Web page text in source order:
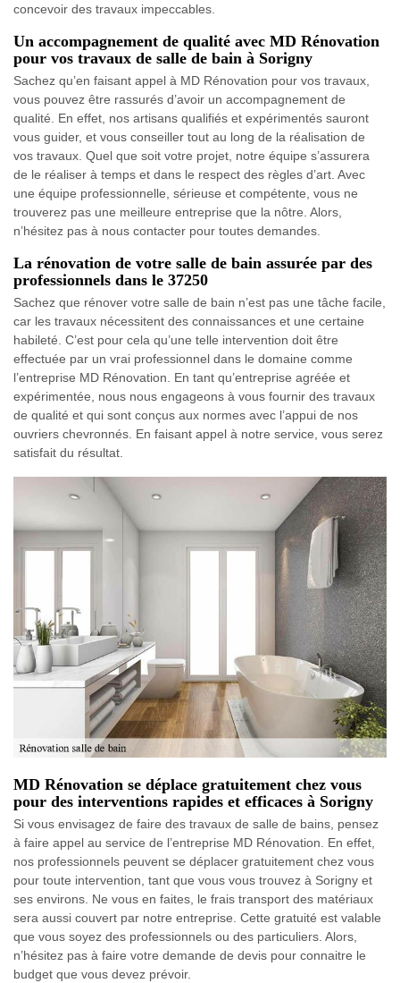
concevoir des travaux impeccables.
Un accompagnement de qualité avec MD Rénovation
pour vos travaux de salle de bain à Sorigny
Sachez qu’en faisant appel à MD Rénovation pour vos travaux,
vous pouvez être rassurés d’avoir un accompagnement de
qualité. En effet, nos artisans qualifiés et expérimentés sauront
vous guider, et vous conseiller tout au long de la réalisation de
vos travaux. Quel que soit votre projet, notre équipe s’assurera
de le réaliser à temps et dans le respect des règles d’art. Avec
une équipe professionnelle, sérieuse et compétente, vous ne
trouverez pas une meilleure entreprise que la nôtre. Alors,
n’hésitez pas à nous contacter pour toutes demandes.
La rénovation de votre salle de bain assurée par des
professionnels dans le 37250
Sachez que rénover votre salle de bain n’est pas une tâche facile,
car les travaux nécessitent des connaissances et une certaine
habileté. C’est pour cela qu’une telle intervention doit être
effectuée par un vrai professionnel dans le domaine comme
l’entreprise MD Rénovation. En tant qu’entreprise agréée et
expérimentée, nous nous engageons à vous fournir des travaux
de qualité et qui sont conçus aux normes avec l’appui de nos
ouvriers chevronnés. En faisant appel à notre service, vous serez
satisfait du résultat.
MD Rénovation se déplace gratuitement chez vous
pour des interventions rapides et efficaces à Sorigny
Si vous envisagez de faire des travaux de salle de bains, pensez
à faire appel au service de l’entreprise MD Rénovation. En effet,
nos professionnels peuvent se déplacer gratuitement chez vous
pour toute intervention, tant que vous vous trouvez à Sorigny et
ses environs. Ne vous en faites, le frais transport des matériaux
sera aussi couvert par notre entreprise. Cette gratuité est valable
que vous soyez des professionnels ou des particuliers. Alors,
n’hésitez pas à faire votre demande de devis pour connaitre le
budget que vous devez prévoir.